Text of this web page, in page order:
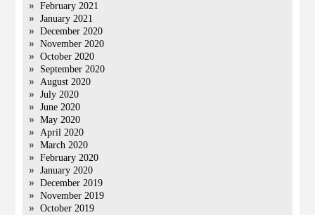
February 2021
January 2021
December 2020
November 2020
October 2020
September 2020
August 2020
July 2020
June 2020
May 2020
April 2020
March 2020
February 2020
January 2020
December 2019
November 2019
October 2019